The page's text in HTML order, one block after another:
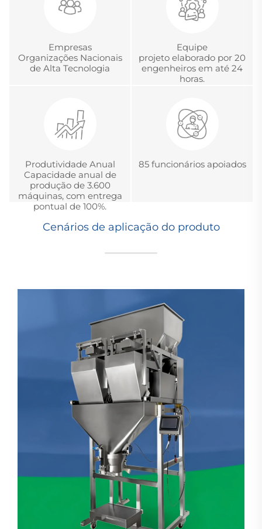
Empresas
Organizações Nacionais
de Alta Tecnologia
Equipe
projeto elaborado por 20
engenheiros em até 24
horas.
Produtividade Anual
Capacidade anual de
produção de 3.600
máquinas, com entrega
pontual de 100%.
85 funcionários apoiados
Cenários de aplicação do produto